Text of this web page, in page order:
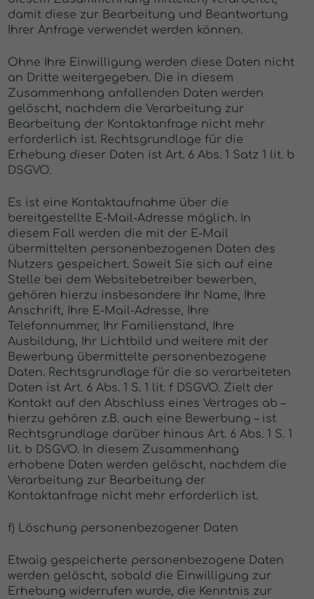
damit diese zur Bearbeitung und Beantwortung
Ihrer Anfrage verwendet werden können.
Ohne Ihre Einwilligung werden diese Daten nicht
an Dritte weitergegeben. Die in diesem
Zusammenhang anfallenden Daten werden
gelöscht, nachdem die Verarbeitung zur
Bearbeitung der Kontaktanfrage nicht mehr
erforderlich ist. Rechtsgrundlage für die
Erhebung dieser Daten ist Art. 6 Abs. 1 Satz 1 lit. b
DSGVO.
Es ist eine Kontaktaufnahme über die
bereitgestellte E-Mail-Adresse möglich. In
diesem Fall werden die mit der E-Mail
übermittelten personenbezogenen Daten des
Nutzers gespeichert. Soweit Sie sich auf eine
Stelle bei dem Websitebetreiber bewerben,
gehören hierzu insbesondere Ihr Name, Ihre
Anschrift, Ihre E-Mail-Adresse, Ihre
Telefonnummer, Ihr Familienstand, Ihre
Ausbildung, Ihr Lichtbild und weitere mit der
Bewerbung übermittelte personenbezogene
Daten. Rechtsgrundlage für die so verarbeiteten
Daten ist Art. 6 Abs. 1 S. 1 lit. f DSGVO. Zielt der
Kontakt auf den Abschluss eines Vertrages ab –
hierzu gehören z.B. auch eine Bewerbung – ist
Rechtsgrundlage darüber hinaus Art. 6 Abs. 1 S. 1
lit. b DSGVO. In diesem Zusammenhang
erhobene Daten werden gelöscht, nachdem die
Verarbeitung zur Bearbeitung der
Kontaktanfrage nicht mehr erforderlich ist.
f) Löschung personenbezogener Daten
Etwaig gespeicherte personenbezogene Daten
werden gelöscht, sobald die Einwilligung zur
Erhebung widerrufen wurde, die Kenntnis zur